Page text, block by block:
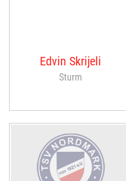
Edvin Skrijeli
Sturm